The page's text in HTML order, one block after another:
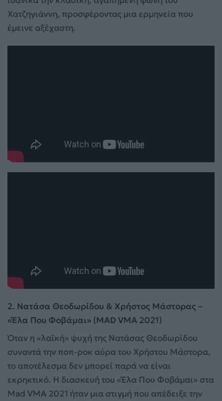
Χατζηγιάννη, προσφέροντας μια ερμηνεία που
έμεινε αξέχαστη.
2. Νατάσα Θεοδωρίδου & Χρήστος Μάστορας –
«Έλα Που Φοβάμαι» (MAD VMA 2021)
Όταν η «λαϊκή» ψυχή της Νατάσας Θεοδωρίδου
συναντά την ποπ-ροκ αύρα του Χρήστου Μάστορα,
το αποτέλεσμα δεν μπορεί παρά να είναι
εκρηκτικό. Η διασκευή του «Έλα Που Φοβάμαι» στα
Mad VMA 2021 ήταν μια στιγμή που απέδειξε την